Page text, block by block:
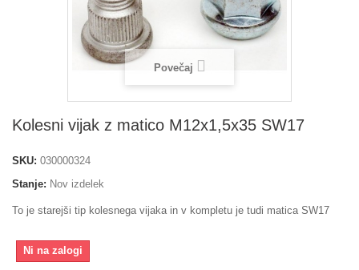
Povečaj
Kolesni vijak z matico M12x1,5x35 SW17
SKU: 030000324
Stanje: Nov izdelek
To je starejši tip kolesnega vijaka in v kompletu je tudi matica SW17
Ni na zalogi